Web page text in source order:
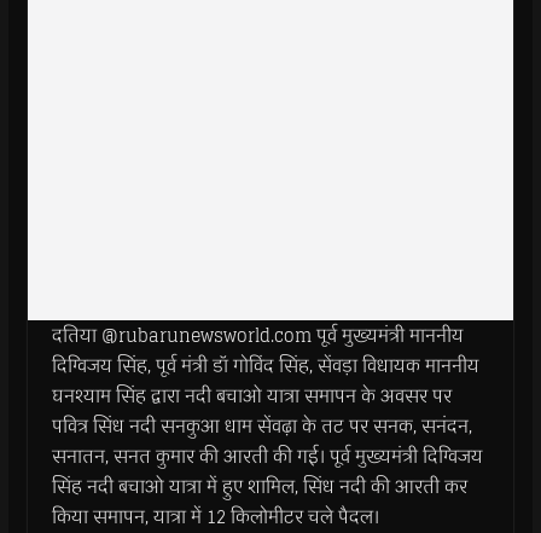
दतिया @rubarunewsworld.com पूर्व मुख्यमंत्री माननीय
दिग्विजय सिंह, पूर्व मंत्री डॉ गोविंद सिंह, सेंवड़ा विधायक माननीय
घनश्याम सिंह द्वारा नदी बचाओ यात्रा समापन के अवसर पर
पवित्र सिंध नदी सनकुआ धाम सेंवढ़ा के तट पर सनक, सनंदन,
सनातन, सनत कुमार की आरती की गई। पूर्व मुख्यमंत्री दिग्विजय
सिंह नदी बचाओ यात्रा में हुए शामिल, सिंध नदी की आरती कर
किया समापन, यात्रा में 12 किलोमीटर चले पैदल।